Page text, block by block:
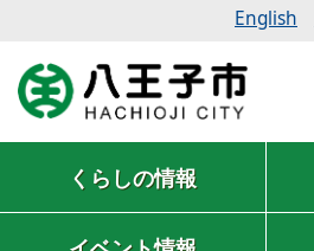
English
くらしの情報